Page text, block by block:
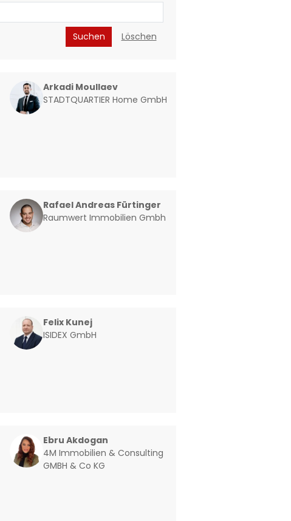
Suchen Löschen
Arkadi Moullaev
STADTQUARTIER Home GmbH
Rafael Andreas Fürtinger
Raumwert Immobilien Gmbh
Felix Kunej
ISIDEX GmbH
Ebru Akdogan
4M Immobilien & Consulting
GMBH & Co KG